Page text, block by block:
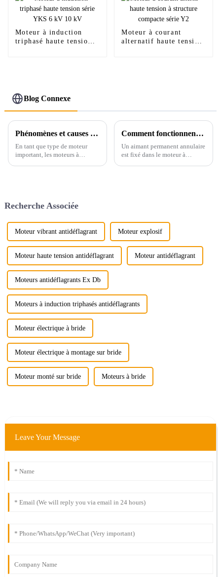
Moteur à induction
triphasé haute tension
Moteur à courant
alternatif haute tension
Blog Connexe
Phénomènes et causes de défaillance des moteurs à courant continu
En tant que type de moteur
important, les moteurs à
des navires, des avions, etc., et
indispensable des systèmes
modernes.
Comment fonctionnent les moteurs à courant continu ?
Un aimant permanent annulaire
est fixé dans le moteur à
Recherche Associée
Moteur vibrant antidéflagrant Moteur explosif
Moteur haute tension antidéflagrant Moteur antidéflagrant
Moteurs antidéflagrants Ex Db
Moteurs à induction triphasés antidéflagrants
Moteur électrique à bride
Moteur électrique à montage sur bride
Moteur monté sur bride Moteurs à bride
Leave Your Message